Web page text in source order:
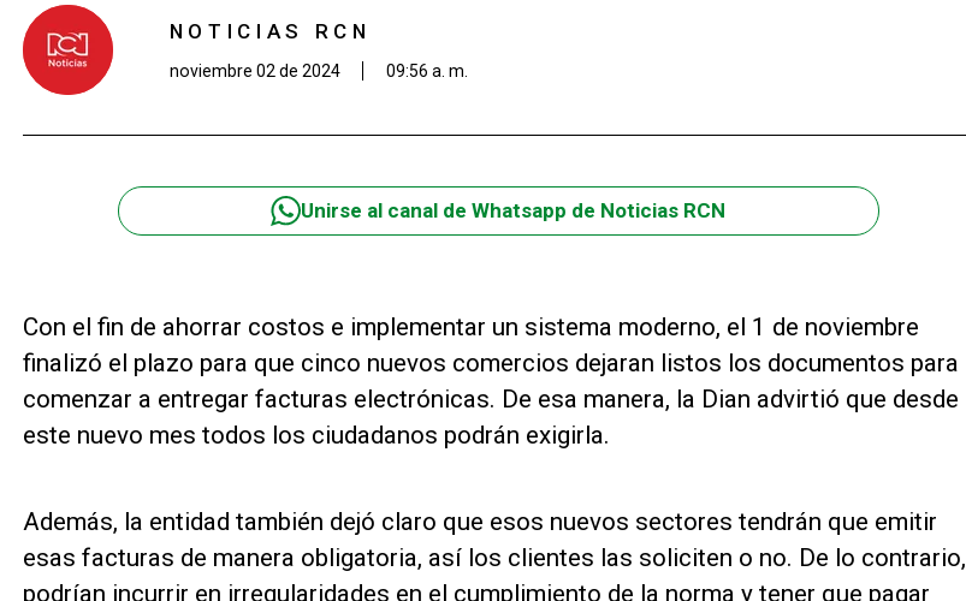
NOTICIAS RCN
noviembre 02 de 2024 09:56 a. m.
Unirse al canal de Whatsapp de Noticias RCN
Con el fin de ahorrar costos e implementar un sistema moderno, el 1 de noviembre
finalizó el plazo para que cinco nuevos comercios dejaran listos los documentos para
comenzar a entregar facturas electrónicas. De esa manera, la Dian advirtió que desde
este nuevo mes todos los ciudadanos podrán exigirla.
Además, la entidad también dejó claro que esos nuevos sectores tendrán que emitir
esas facturas de manera obligatoria, así los clientes las soliciten o no. De lo contrario,
podrían incurrir en irregularidades en el cumplimiento de la norma y tener que pagar